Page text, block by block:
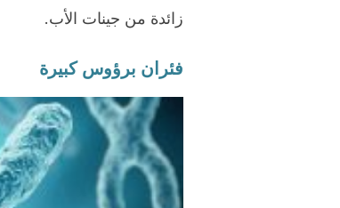
زائدة من جينات الأب.
فئران برؤوس كبيرة